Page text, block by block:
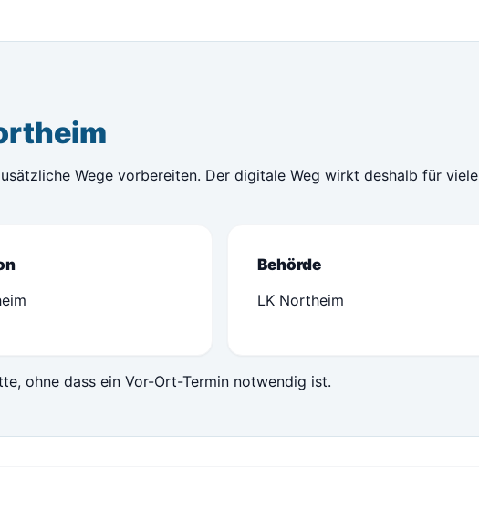
Wege vorbereiten. Der digitale Weg wirkt deshalb für viele
Behörde
LK Northeim
ohne dass ein Vor-Ort-Termin notwendig ist.